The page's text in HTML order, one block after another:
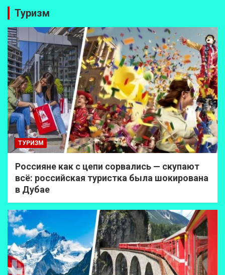
Туризм
ТУРИЗМ
Россияне как с цепи сорвались — скупают
всё: российская туристка была шокирована
в Дубае